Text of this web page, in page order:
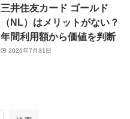
三井住友カード ゴールド
（NL）はメリットがない？
年間利用額から価値を判断
2026年7月31日